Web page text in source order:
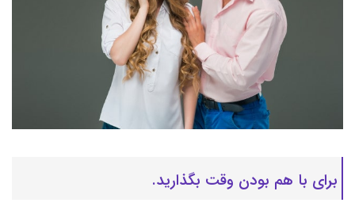
برای با هم بودن وقت بگذارید.